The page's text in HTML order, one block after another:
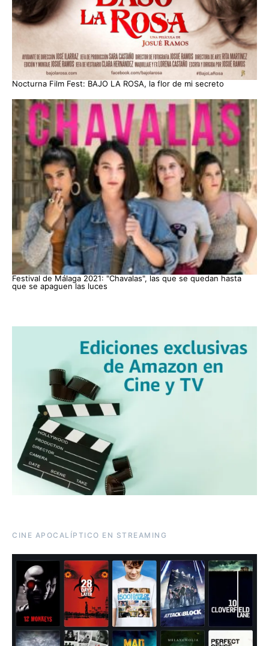
Nocturna Film Fest: BAJO LA ROSA, la flor de mi secreto
Festival de Málaga 2021: "Chavalas", las que se quedan hasta
que se apaguen las luces
CINE APOCALÍPTICO EN STREAMING